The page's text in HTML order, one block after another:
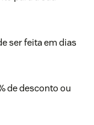
ser feita em dias
de desconto ou